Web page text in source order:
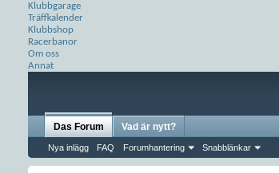
Klubbgarage
Träffkalender
Klubbshop
Racerbanor
Om oss
Annat
Das Forum
Nya inlägg FAQ Forumhantering Snabblänkar
Vad är nytt?